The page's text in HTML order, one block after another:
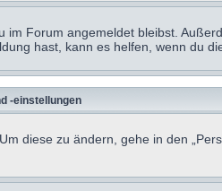
Forum angemeldet bleibst.
hast, kann es helfen, wenn du
-einstellungen
diese zu ändern, gehe in den